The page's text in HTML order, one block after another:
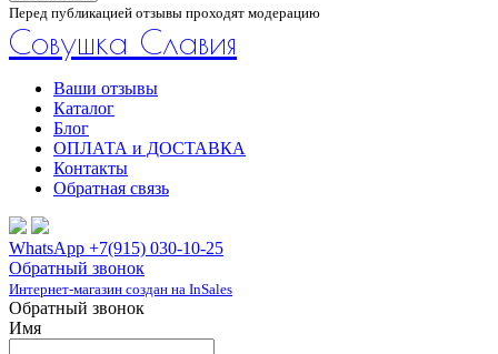
Перед публикацией отзывы проходят модерацию
Совушка Славия
Ваши отзывы
Каталог
Блог
ОПЛАТА и ДОСТАВКА
Контакты
Обратная связь
WhatsApp +7(915) 030-10-25
Обратный звонок
Интернет-магазин создан на InSales
Обратный звонок
Имя